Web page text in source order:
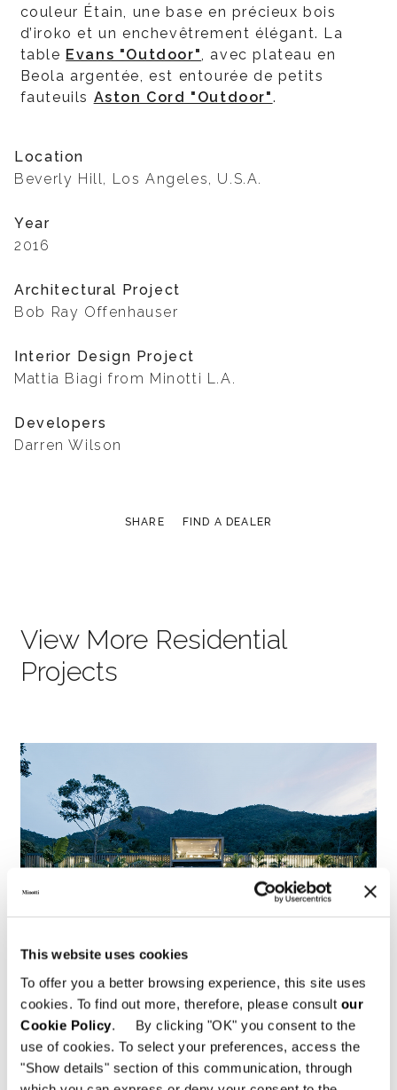
This website uses cookies
To offer you a better browsing experience, this site uses
cookies. To find out more, therefore, please consult our
Cookie Policy. By clicking "OK" you consent to the
use of cookies. To select your preferences, access the
"Show details" section of this communication, through
couleur Étain, une base en précieux bois
d’iroko et un enchevêtrement élégant. La
table Evans "Outdoor", avec plateau en
Beola argentée, est entourée de petits
fauteuils Aston Cord "Outdoor".
Location
Beverly Hill, Los Angeles, U.S.A.
Year
2016
Architectural Project
Bob Ray Offenhauser
Interior Design Project
Mattia Biagi from Minotti L.A.
Developers
Darren Wilson
SHARE FIND A DEALER
View More Residential
Projects
Brésil, Jn House